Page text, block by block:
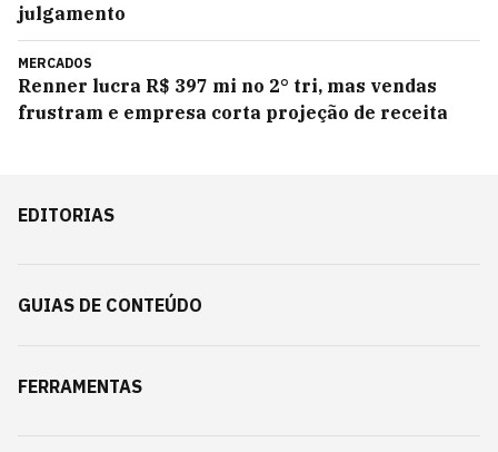
julgamento
MERCADOS
Renner lucra R$ 397 mi no 2° tri, mas vendas
frustram e empresa corta projeção de receita
EDITORIAS
GUIAS DE CONTEÚDO
FERRAMENTAS